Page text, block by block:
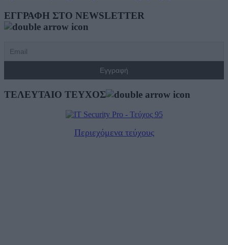
ΕΓΓΡΑΦΗ ΣΤΟ NEWSLETTER
ΤΕΛΕΥΤΑΙΟ ΤΕΥΧΟΣ
Περιεχόμενα τεύχους